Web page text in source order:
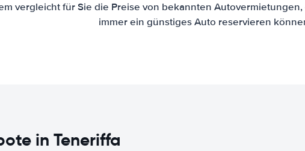
vergleicht für Sie die Preise von bekannten
immer ein günstiges Auto reservieren
in Teneriffa